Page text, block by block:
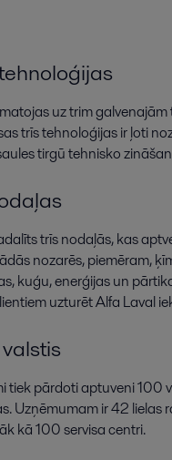
uz trim
trīs tehnoloģijas ir ļoti
tirgū tehnisko
trīs nodaļās, kas
nozarēs, piemēram,
kuģu, enerģijas un
uzturēt Alfa Laval
tiek pārdoti aptuveni 100
Uzņēmumam ir 42 lielas
kā 100 servisa centri.